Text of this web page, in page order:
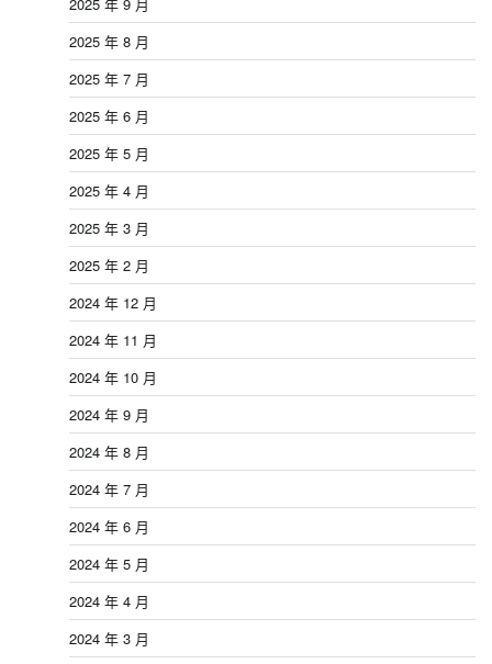
2025 年 8 月
2025 年 7 月
2025 年 6 月
2025 年 5 月
2025 年 4 月
2025 年 3 月
2025 年 2 月
2024 年 12 月
2024 年 11 月
2024 年 10 月
2024 年 9 月
2024 年 8 月
2024 年 7 月
2024 年 6 月
2024 年 5 月
2024 年 4 月
2024 年 3 月